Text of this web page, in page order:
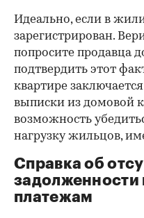
Идеально, если в
зарегистрирован.
попросите продавца
подтвердить этот
квартире
выписки из домовой
возможность
нагрузку жильцов,
Справка об
платежам